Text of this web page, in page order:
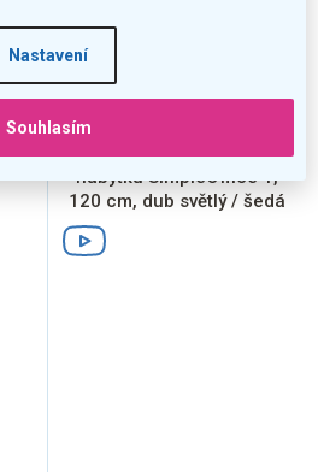
Nastavení
Souhlasím
%
80
–30 %
Sestava kancelářského
nábytku SimpleOffice 1,
120 cm, dub světlý / šedá